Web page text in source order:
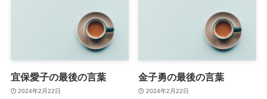
宜保愛子の最後の言葉
2024年2月22日
金子勇の最後の言葉
2024年2月22日